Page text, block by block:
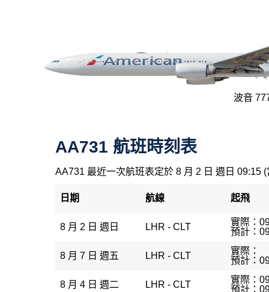
波音
AA731 航班時刻表
AA731 最近一次航班表定於 8 月 2 日 週日 09:15
日期 航線 起飛
8 月 2 日 週日 LHR - CLT
實際：
預計：
8 月 7 日 週五 LHR - CLT
實際：
預計：
8 月 4 日 週二 LHR - CLT
實際：
預計：